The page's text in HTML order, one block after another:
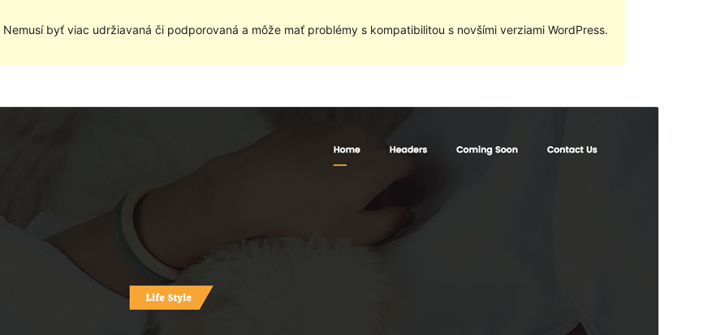
Nemusí byť viac udržiavaná či podporovaná a môže mať problémy s kompatibilitou s novšími verziami WordPress.
Verzia
Last updated
Active installations
WordPress version